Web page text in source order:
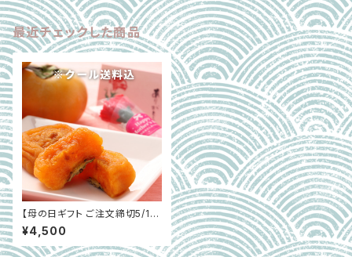
最近チェックした商品
【母の日ギフト ご注文締切5/1】
長寿柿（あんぽ柿）
¥4,500